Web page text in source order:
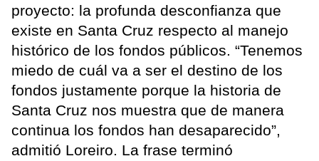
proyecto: la profunda desconfianza que
existe en Santa Cruz respecto al manejo
histórico de los fondos públicos. “Tenemos
miedo de cuál va a ser el destino de los
fondos justamente porque la historia de
Santa Cruz nos muestra que de manera
continua los fondos han desaparecido”,
admitió Loreiro. La frase terminó